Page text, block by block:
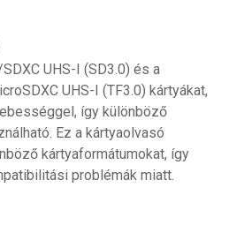
UHS-I (SD3.0) és a
UHS-I (TF3.0) kártyákat,
így különböző
Ez a kártyaolvasó
kártyaformátumokat, így
problémák miatt.